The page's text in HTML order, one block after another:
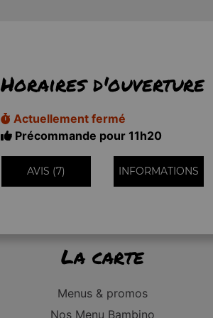
Horaires d'ouverture
Actuellement fermé
Précommande pour 11h20
AVIS (7) INFORMATIONS
La carte
Menus & promos
Nos Menu Bambino